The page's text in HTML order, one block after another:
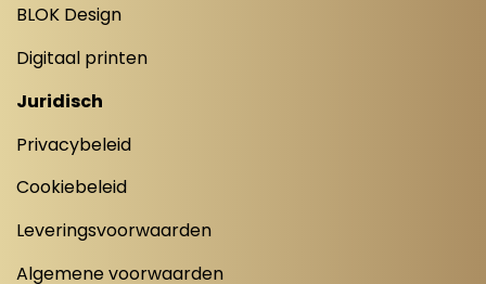
BLOK Design
Digitaal printen
Juridisch
Privacybeleid
Cookiebeleid
Leveringsvoorwaarden
Algemene voorwaarden